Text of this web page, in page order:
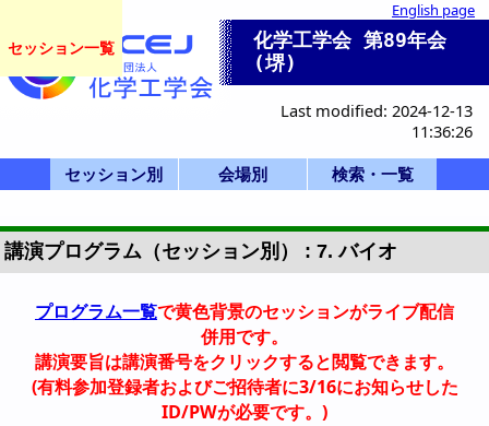
English page
化学工学会 第89年会
(堺)
Last modified: 2024-12-13
11:36:26
セッション別
ー)
ム
会場別
検索・一覧
講演プログラム（セッション別） : 7. バイオ
プログラム一覧で黄色背景のセッションがライブ配信
併用です。
講演要旨は講演番号をクリックすると閲覧できます。
(有料参加登録者およびご招待者に3/16にお知らせした
ID/PWが必要です。)
セッション一覧